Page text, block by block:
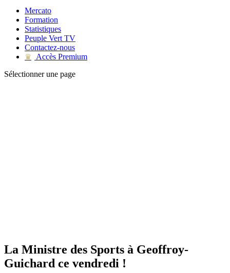
Mercato
Formation
Statistiques
Peuple Vert TV
Contactez-nous
♛
Accès Premium
Sélectionner une page
La Ministre des Sports à Geoffroy-
Guichard ce vendredi !